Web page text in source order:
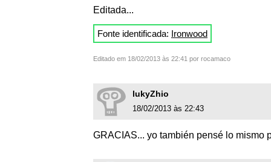
Editada...
Fonte identificada: Ironwood
Editado em 18/02/2013 às 22:41 por rocamaco
lukyZhio
18/02/2013 às 22:43
GRACIAS... yo también pensé lo mismo